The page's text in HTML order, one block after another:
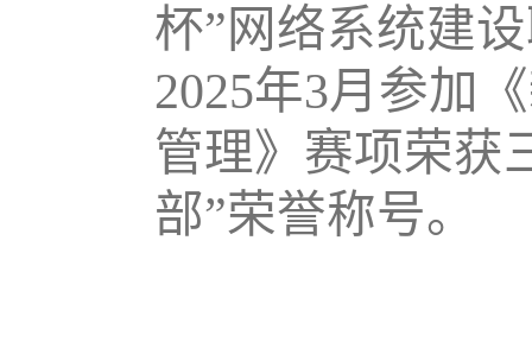
杯”网络系统建
2025年3月参加
管理》赛项荣获
部”荣誉称号。